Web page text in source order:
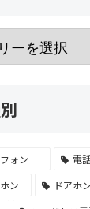
ォン 電
ン
ドアホン